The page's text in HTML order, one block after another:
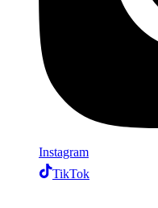
Instagram
TikTok